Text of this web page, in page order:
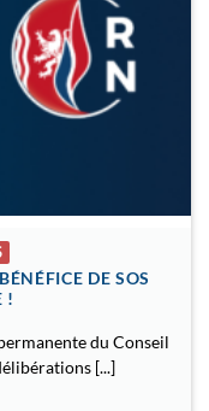
DE SOS
!
du Conseil
[...]